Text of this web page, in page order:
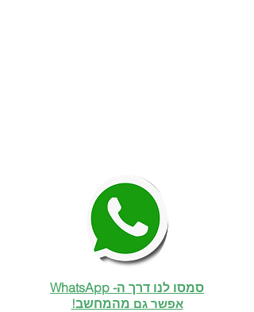
סמסו לנו דרך ה- WhatsApp
אפשר גם מהמחשב!